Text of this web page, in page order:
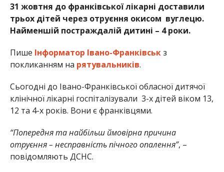
31 жовтня до франківської лікарні доставили
трьох дітей через отруєння окисом вуглецю.
Найменшій постраждалій дитині – 4 роки.
Пише Інформатор Івано-Франківськз
покликанням на рятувальників.
Сьогодні до Івано-Франківської обласної дитячої
клінічної лікарні госпіталізували 3-х дітей віком 13,
12 та 4-х років. Вони є франківцями.
“Попередня та найбільш ймовірна причина
отруєння – несправність пічного опалення”, –
повідомляють ДСНС.